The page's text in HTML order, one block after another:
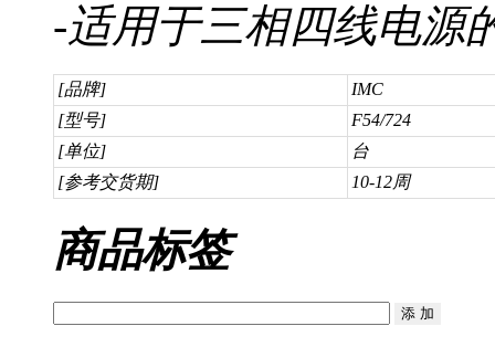
-适用于三相四线电源
[品牌]
IMC
[型号]
F54/724
[单位]
台
[参考交货期]
10-12周
商品标签